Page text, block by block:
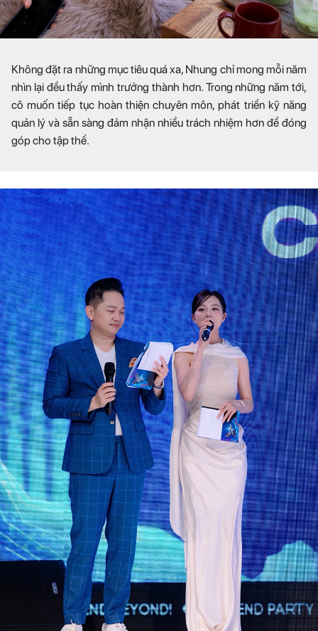
Không đặt ra những mục tiêu quá xa, Nhung chỉ mong mỗi năm
nhìn lại đều thấy mình trưởng thành hơn. Trong những năm tới,
cô muốn tiếp tục hoàn thiện chuyên môn, phát triển kỹ năng
quản lý và sẵn sàng đảm nhận nhiều trách nhiệm hơn để đóng
góp cho tập thể.